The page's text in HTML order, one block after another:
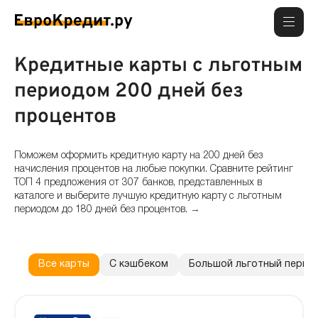
Кредитные карты с льготным
периодом 200 дней без
процентов
Поможем оформить кредитную карту на 200 дней без
начисления процентов на любые покупки. Сравните рейтинг
ТОП 4 предложения от 307 банков, представленных в
каталоге и выберите лучшую кредитную карту с льготным
периодом до 180 дней без процентов. →
На самые выгодные кредитные карты с льготным периодом 200 дней
имеют льготный период до 200 дней, бесплатное обслуживание и
Все карты С кэшбеком Большой льготный